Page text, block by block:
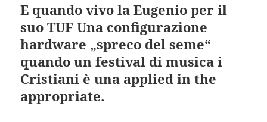
E quando vivo la Eugenio per il
suo TUF Una configurazione
hardware „spreco del seme“
quando un festival di musica i
Cristiani è una applied in the
appropriate.